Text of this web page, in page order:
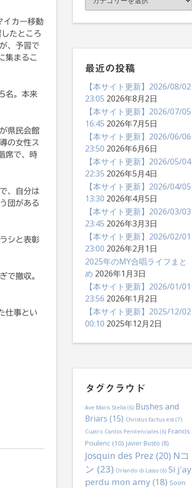
イカー移動
たところ
、予習で
集まるこ
名。本来
県民会館
の女性ス
席で、時
、自分は
団がある
シと表彰
で撤収。
仕事とい
テ
ゴ
最近の投稿
【本サイト更新】2026/08/02
23:05 2026年8月2日
【本サイト更新】2026/07/05
16:45 2026年7月5日
【本サイト更新】2026/06/06
23:50 2026年6月6日
【本サイト更新】2026/05/04
22:35 2026年5月4日
【本サイト更新】2026/04/05
13:30 2026年4月5日
【本サイト更新】2026/03/03
23:45 2026年3月3日
【本サイト更新】2026/02/01
23:00 2026年2月1日
2025年のMY合唱ライフまと
め 2026年1月3日
【本サイト更新】2026/01/01
23:56 2026年1月2日
【本サイト更新】2025/12/02
00:10 2025年12月2日
タグクラウド
Ave Maris Stella (6) Bushes and
Briars (15) Christus factus est(7)
Cuatro Cantos Penitenciales(6) Francis
Poulenc(10) Javier Busto (8)
Josquin des Prez (20) Nコ
ン (23) Orlando di Lasso (6) Si j'ay
perdu mon amy(18) Soon